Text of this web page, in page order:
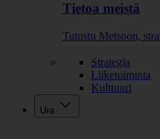
Tietoa meistä
Tutustu Metsoon,
Strategia
Liiketoiminta
Kulttuuri
Ura